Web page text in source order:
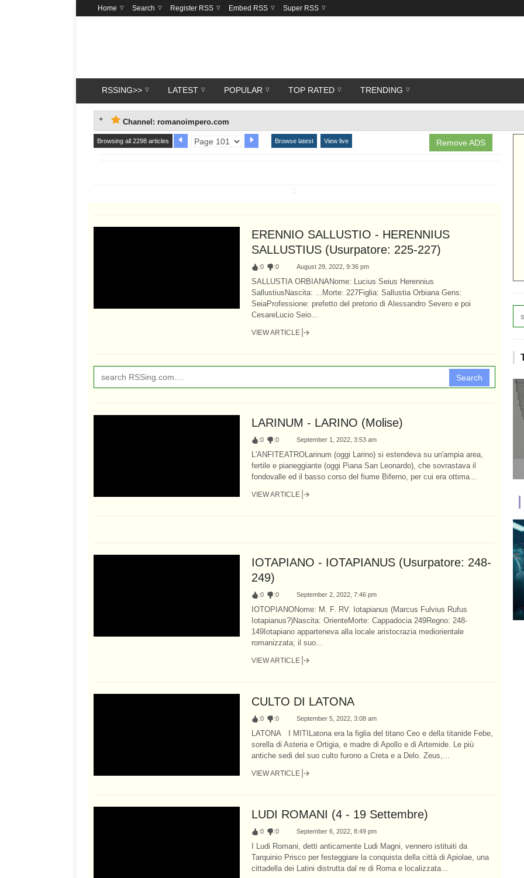
Home Search Register RSS Embed RSS Super RSS
RSSING>> LATEST POPULAR TOP RATED TRENDING
Channel: romanoimpero.com
Remove ADS
Browsing all 2298 articles Browse latest View live
ERENNIO SALLUSTIO - HERENNIUS
SALLUSTIUS (Usurpatore: 225-227)
:0 :0 August 29, 2022, 9:36 pm
SALLUSTIA ORBIANANome: Lucius Seius Herennius
SallustiusNascita: ...Morte: 227Figlia: Sallustia Orbiana Gens:
SeiaProfessione: prefetto del pretorio di Alessandro Severo e poi
CesareLucio Seio...
VIEW ARTICLE
Search
LARINUM - LARINO (Molise)
:0 :0 September 1, 2022, 3:53 am
L'ANFITEATROLarinum (oggi Larino) si estendeva su un'ampia area,
fertile e pianeggiante (oggi Piana San Leonardo), che sovrastava il
fondovalle ed il basso corso del fiume Biferno, per cui era ottima...
VIEW ARTICLE
IOTAPIANO - IOTAPIANUS (Usurpatore: 248-
249)
:0 :0 September 2, 2022, 7:46 pm
IOTOPIANONome: M. F. RV. Iotapianus (Marcus Fulvius Rufus
Iotapianus?)Nascita: OrienteMorte: Cappadocia 249Regno: 248-
149Iotapiano apparteneva alla locale aristocrazia mediorientale
romanizzata; il suo...
VIEW ARTICLE
CULTO DI LATONA
:0 :0 September 5, 2022, 3:08 am
LATONA I MITILatona era la figlia del titano Ceo e della titanide Febe,
sorella di Asteria e Ortigia, e madre di Apollo e di Artemide. Le più
antiche sedi del suo culto furono a Creta e a Delo. Zeus,...
VIEW ARTICLE
LUDI ROMANI (4 - 19 Settembre)
:0 :0 September 6, 2022, 8:49 pm
I Ludi Romani, detti anticamente Ludi Magni, vennero istituiti da
Tarquinio Prisco per festeggiare la conquista della città di Apiolae, una
cittadella dei Latini distrutta dal re di Roma e localizzata...